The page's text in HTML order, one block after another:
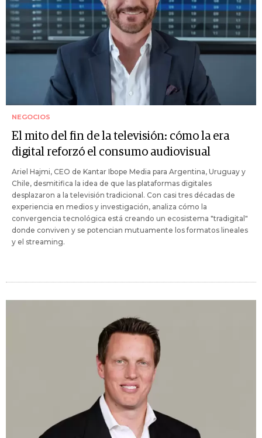
NEGOCIOS
El mito del fin de la televisión: cómo la era
digital reforzó el consumo audiovisual
Ariel Hajmi, CEO de Kantar Ibope Media para Argentina, Uruguay y
Chile, desmitifica la idea de que las plataformas digitales
desplazaron a la televisión tradicional. Con casi tres décadas de
experiencia en medios y investigación, analiza cómo la
convergencia tecnológica está creando un ecosistema "tradigital"
donde conviven y se potencian mutuamente los formatos lineales
y el streaming.